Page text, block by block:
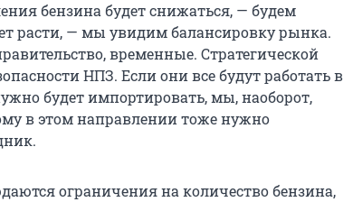
бензина будет снижаться, — будем
расти, — мы увидим балансировку рынка.
временные. Стратегической
НПЗ. Если они все будут работать в
будет импортировать, мы, наоборот,
в этом направлении тоже нужно
ограничения на количество бензина,